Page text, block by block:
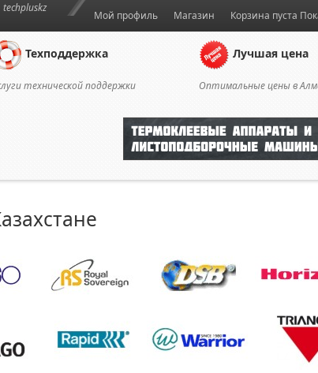
Корзина пуста
Мой профиль Магазин
techpluskz
Техподдержка
технической поддержки
Лучшая цена
Оптимальные цены в